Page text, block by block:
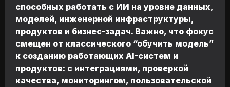
способных работать с ИИ на уровне данных,
моделей, инженерной инфраструктуры,
продуктов и бизнес-задач. Важно, что фокус
смещен от классического “обучить модель”
к созданию работающих AI-систем и
продуктов: с интеграциями, проверкой
качества, мониторингом, пользовательской